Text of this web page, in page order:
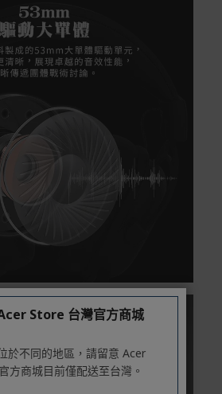
：限指定商品使用，滿1千享3期0利
0利率/滿3萬享12期0利率
使用一次性虛擬帳戶
MONEY)
使用行動裝置
(原Samsung Pay)：須使用行動裝
Store 台灣官方商城
於不同的地區，請留意 Acer
方商城目前僅配送至台灣。